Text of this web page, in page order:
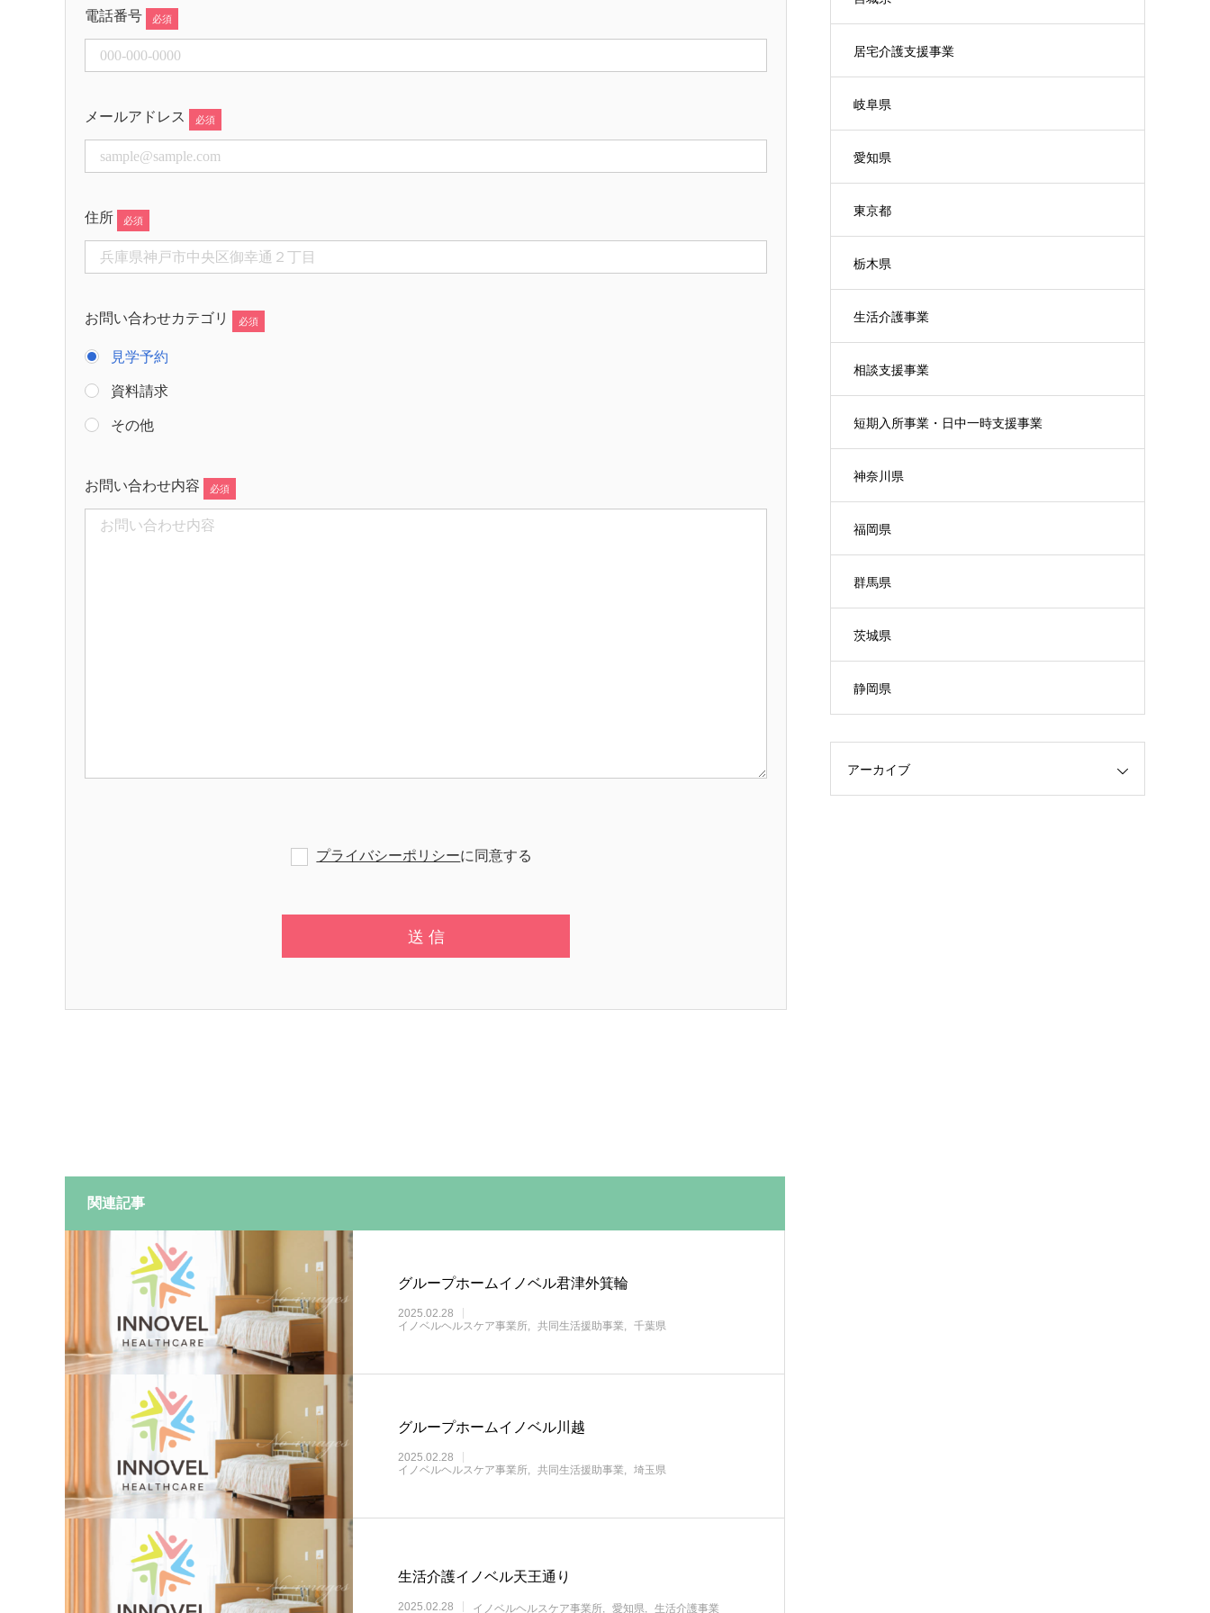
電話番号
メールアドレス
住所
お問い合わせカテゴリ
見学予約
資料請求
その他
お問い合わせ内容
プライバシーポリシーに同意する
関連記事
グループホームイノベル君津外箕輪
2025.02.28
イノベルヘルスケア事業所
共同生活援助事業 千葉県
グループホームイノベル川越
2025.02.28
イノベルヘルスケア事業所
共同生活援助事業 埼玉県
生活介護イノベル天王通り
2025.02.28 イノベルヘルスケア事業所 愛知県 生活介護事業
居宅介護支援事業
岐阜県
愛知県
東京都
栃木県
生活介護事業
相談支援事業
短期入所事業・日中一時支援事業
神奈川県
福岡県
群馬県
茨城県
静岡県
アーカイブ